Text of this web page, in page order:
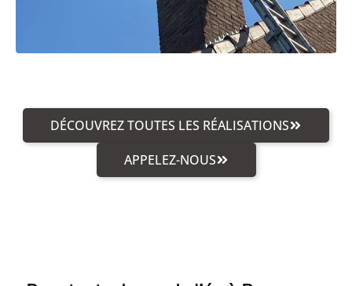
DÉCOUVREZ TOUTES LES RÉALISATIONS
APPELEZ-NOUS